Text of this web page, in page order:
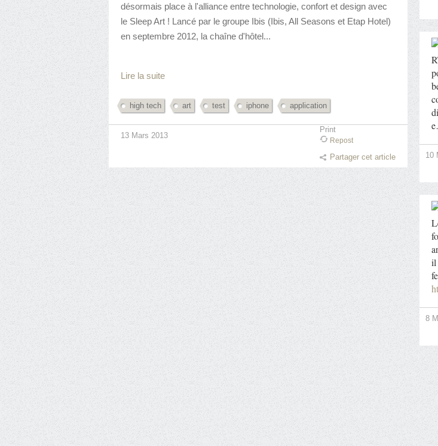
désormais place à l'alliance entre technologie, confort et design avec
le Sleep Art ! Lancé par le groupe Ibis (Ibis, All Seasons et Etap Hotel)
en septembre 2012, la chaîne d'hôtel...
Lire la suite
high tech art test iphone application
13 Mars 2013
Print
Repost
Partager cet article 10
il
8